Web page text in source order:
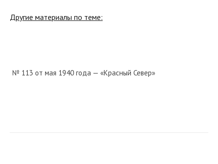
Другие материалы по теме:
№ 113 от мая 1940 года — «Красный Север»